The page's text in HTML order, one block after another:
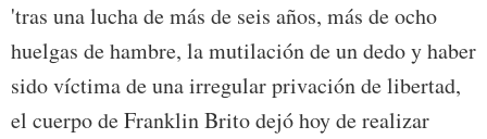
'tras una lucha de más de seis años, más de ocho
huelgas de hambre, la mutilación de un dedo y haber
sido víctima de una irregular privación de libertad,
el cuerpo de Franklin Brito dejó hoy de realizar